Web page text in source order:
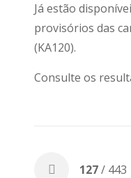
Já estão
provisórios das
(KA120).
Consulte os
127/ 443